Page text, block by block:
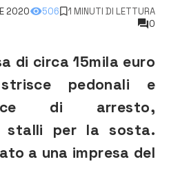
2020 506
1 MINUTI DI LETTURA
0
di circa 15mila euro
pedonali e
di arresto,
stalli per la sosta.
a una impresa del